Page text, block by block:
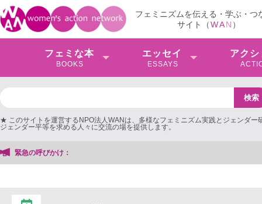
フェミニズムを伝える・学ぶ・つ
サイト（WAN ）
フェミな本
BOOKS
エッセイ
ESSAYS
アクシ
★ このサイトを運営するNPO法人WANは、多様なフェミニズム実践とジェンダー
ジェンダー平等を求める人々に交流の場を提供します。
緊急の呼びかけ：